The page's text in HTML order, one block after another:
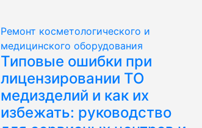
Ремонт косметологического и
медицинского оборудования
Типовые ошибки при
лицензировании ТО
медизделий и как их
избежать: руководство